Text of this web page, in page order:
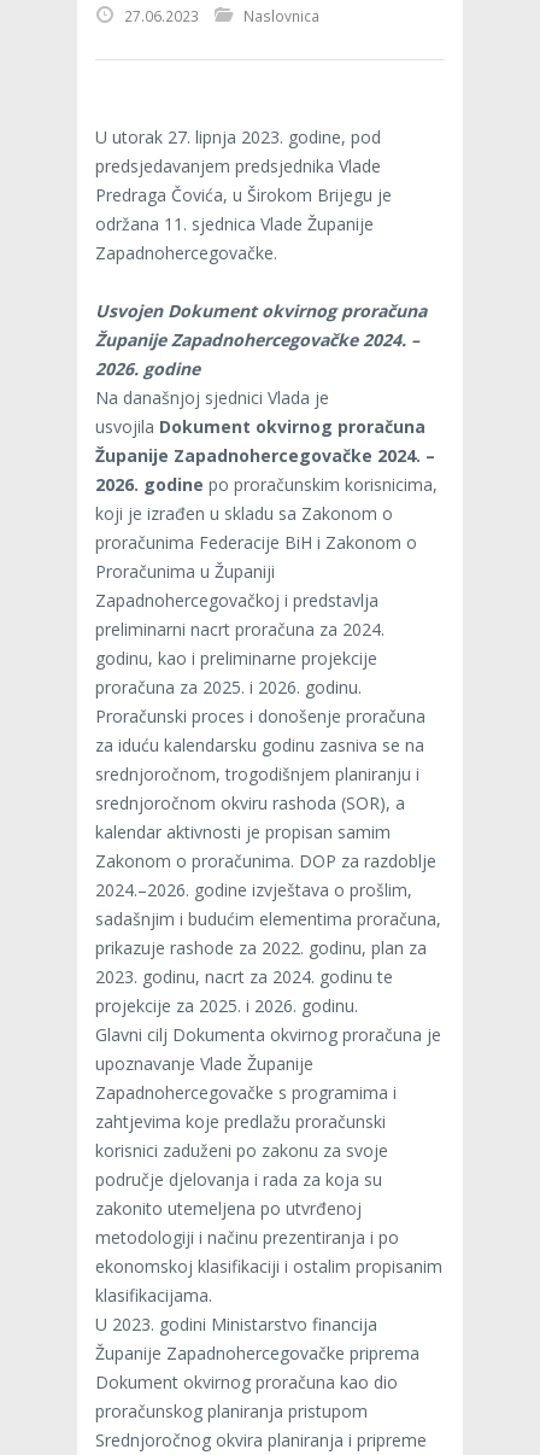
27.06.2023 Naslovnica
U utorak 27. lipnja 2023. godine, pod
predsjedavanjem predsjednika Vlade
Predraga Čovića, u Širokom Brijegu je
održana 11. sjednica Vlade Županije
Zapadnohercegovačke.
Usvojen Dokument okvirnog proračuna
Županije Zapadnohercegovačke 2024. –
2026. godine
Na današnjoj sjednici Vlada je
usvojila Dokument okvirnog proračuna
Županije Zapadnohercegovačke 2024. –
2026. godine po proračunskim korisnicima,
koji je izrađen u skladu sa Zakonom o
proračunima Federacije BiH i Zakonom o
Proračunima u Županiji
Zapadnohercegovačkoj i predstavlja
preliminarni nacrt proračuna za 2024.
godinu, kao i preliminarne projekcije
proračuna za 2025. i 2026. godinu.
Proračunski proces i donošenje proračuna
za iduću kalendarsku godinu zasniva se na
srednjoročnom, trogodišnjem planiranju i
srednjoročnom okviru rashoda (SOR), a
kalendar aktivnosti je propisan samim
Zakonom o proračunima. DOP za razdoblje
2024.–2026. godine izvještava o prošlim,
sadašnjim i budućim elementima proračuna,
prikazuje rashode za 2022. godinu, plan za
2023. godinu, nacrt za 2024. godinu te
projekcije za 2025. i 2026. godinu.
Glavni cilj Dokumenta okvirnog proračuna je
upoznavanje Vlade Županije
Zapadnohercegovačke s programima i
zahtjevima koje predlažu proračunski
korisnici zaduženi po zakonu za svoje
područje djelovanja i rada za koja su
zakonito utemeljena po utvrđenoj
metodologiji i načinu prezentiranja i po
ekonomskoj klasifikaciji i ostalim propisanim
klasifikacijama.
U 2023. godini Ministarstvo financija
Županije Zapadnohercegovačke priprema
Dokument okvirnog proračuna kao dio
proračunskog planiranja pristupom
Srednjoročnog okvira planiranja i pripreme